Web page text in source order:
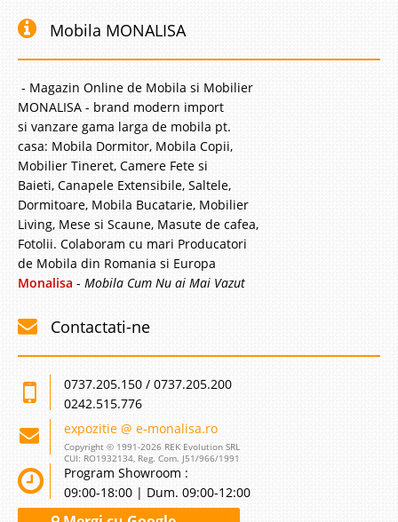
Mobila MONALISA
- Magazin Online de Mobila si Mobilier
MONALISA - brand modern import
si vanzare gama larga de mobila pt.
casa: Mobila Dormitor, Mobila Copii,
Mobilier Tineret, Camere Fete si
Baieti, Canapele Extensibile, Saltele,
Dormitoare, Mobila Bucatarie, Mobilier
Living, Mese si Scaune, Masute de cafea,
Fotolii. Colaboram cu mari Producatori
de Mobila din Romania si Europa
Monalisa - Mobila Cum Nu ai Mai Vazut
Contactati-ne
0737.205.150 / 0737.205.200
0242.515.776
expozitie @ e-monalisa.ro
Copyright © 1991-2026 REK Evolution SRL
CUI: RO1932134, Reg. Com. J51/966/1991
Program Showroom :
09:00-18:00 | Dum. 09:00-12:00